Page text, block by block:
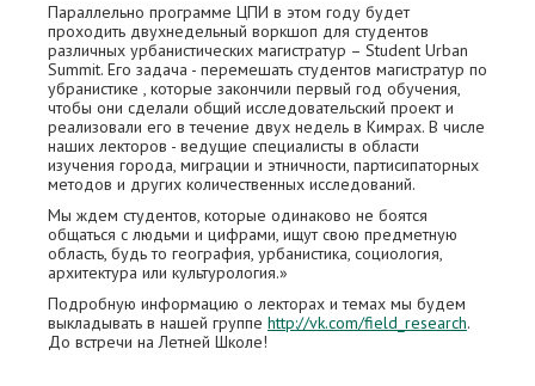
Параллельно программе ЦПИ в этом году будет
проходить двухнедельный воркшоп для студентов
различных урбанистических магистратур – Student Urban
Summit. Его задача - перемешать студентов магистратур по
убранистике , которые закончили первый год обучения,
чтобы они сделали общий исследовательский проект и
реализовали его в течение двух недель в Кимрах. В числе
наших лекторов - ведущие специалисты в области
изучения города, миграции и этничности, партисипаторных
методов и других количественных исследований.
Мы ждем студентов, которые одинаково не боятся
общаться с людьми и цифрами, ищут свою предметную
область, будь то география, урбанистика, социология,
архитектура или культурология.»
Подробную информацию о лекторах и темах мы будем
выкладывать в нашей группе http://vk.com/field_research.
До встречи на Летней Школе!